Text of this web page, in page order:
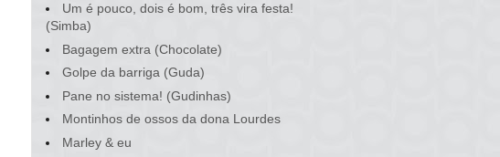
Um é pouco, dois é bom, três vira festa!
(Simba)
Bagagem extra (Chocolate)
Golpe da barriga (Guda)
Pane no sistema! (Gudinhas)
Montinhos de ossos da dona Lourdes
Marley & eu